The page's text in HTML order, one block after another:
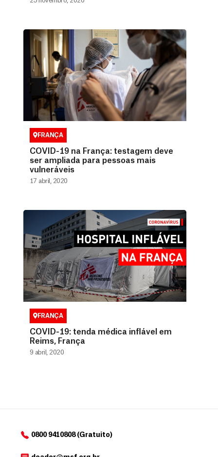
FRANÇA
COVID-19 na França: testagem deve
ser ampliada para pessoas mais
vulneráveis
17 abril, 2020
FRANÇA
COVID-19: tenda médica inflável em
Reims, França
9 abril, 2020
0800 9410808 (Gratuito)